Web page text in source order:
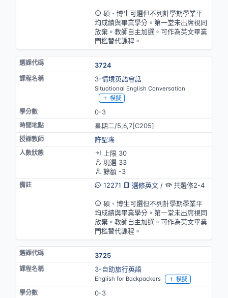
碩、博生可選但不列計學期學業平
均成績與畢業學分。第一堂未出席視同
放棄。教師自主加選。可作為英文畢業
門檻替代課程。
3724
3-情境英語會話
Situational English Conversation
模擬
0-3
星期二/5,6,7[C205]
許聖瑤
上限 30
現選 33
餘額 -3
12271
選修英文/ 共選修2-4
碩、博生可選但不列計學期學業平
均成績與畢業學分。第一堂未出席視同
放棄。教師自主加選。可作為英文畢業
門檻替代課程。
3725
3-自助旅行英語
English for Backpackers 模擬
0-3